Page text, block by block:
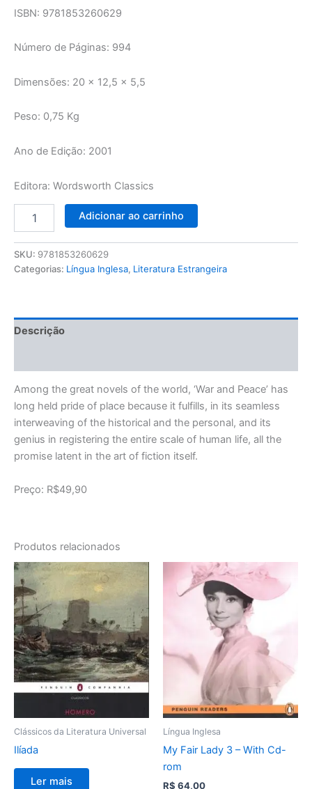
ISBN: 9781853260629
Número de Páginas: 994
Dimensões: 20 x 12,5 x 5,5
Peso: 0,75 Kg
Ano de Edição: 2001
Editora: Wordsworth Classics
Adicionar ao carrinho
SKU: 9781853260629
Categorias: Língua Inglesa, Literatura Estrangeira
Descrição
Among the great novels of the world, ‘War and Peace’ has
long held pride of place because it fulfills, in its seamless
interweaving of the historical and the personal, and its
genius in registering the entire scale of human life, all the
promise latent in the art of fiction itself.
Preço: R$49,90
Produtos relacionados
Clássicos da Literatura Universal
Ilíada
Ler mais
Língua Inglesa
My Fair Lady 3 – With Cd-
rom
R$ 64,00